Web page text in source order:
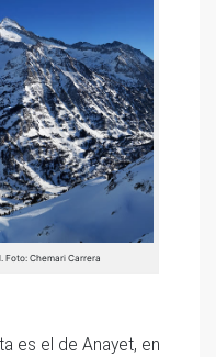
Foto: Chemari Carrera
es el de Anayet, en